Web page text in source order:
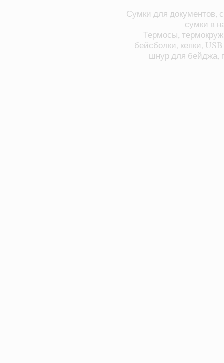
Сумки для документов,
сумки в
Термосы,
бейсболки, кепки,
шнур для бейджа,